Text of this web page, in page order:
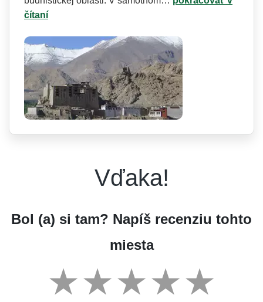
čítaní
Vďaka!
Bol (a) si tam? Napíš recenziu tohto
miesta